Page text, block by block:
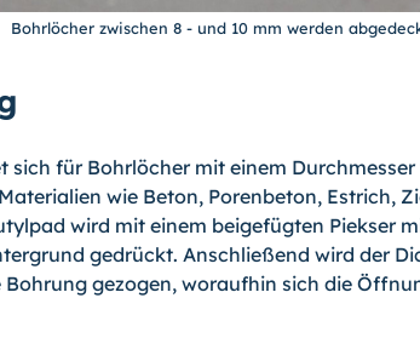
Bohrlöcher zwischen 8 - und 10 mm werden
sich für Bohrlöcher mit einem
wie Beton, Porenbeton, Estrich,
wird mit einem beigefügten Piekser
gedrückt. Anschließend wird der
Bohrung gezogen, woraufhin sich die